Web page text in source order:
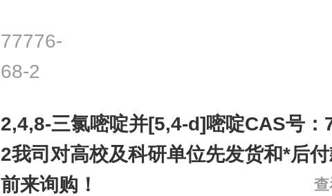
77776-
68-2
2,4,8-三氯嘧啶并[5,4-d]嘧啶CAS号：
2我司对高校及科研单位先发货和*后
前来询购！